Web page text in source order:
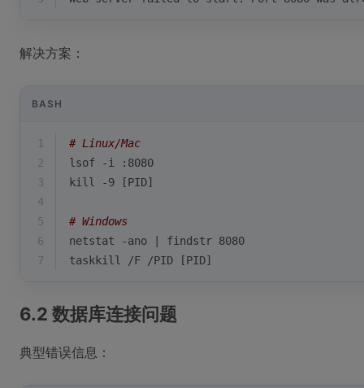
解决方案：
BASH
1
# Linux/Mac
2
lsof -i :8080
3
kill
-9 [PID]
4
5
# Windows
6
netstat -ano | findstr 8080
7
taskkill /F /PID [PID]
6.2 数据库连接问题
典型错误信息：